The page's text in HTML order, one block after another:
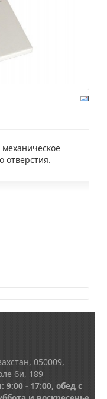
отверстия.
050009,
би, 189
- 17:00, обед с